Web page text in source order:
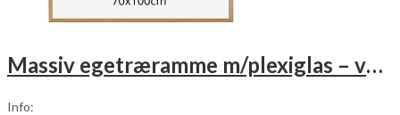
Massiv egetræramme m/plexiglas – vælg størrelse
Info: